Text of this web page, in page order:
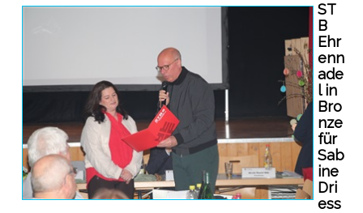
ST
B
Ehr
enn
ade
l in
Bro
nze
für
Sab
ine
Dri
ess